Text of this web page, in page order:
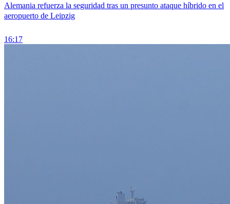
Alemania refuerza la seguridad tras un presunto ataque híbrido en el
aeropuerto de Leipzig
16:17